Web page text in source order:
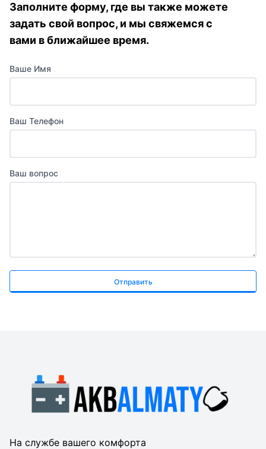
Заполните форму, где вы также можете
задать свой вопрос, и мы свяжемся с
вами в ближайшее время.
Ваше Имя
Ваш Телефон
Ваш вопрос
Отправить
На службе вашего комфорта